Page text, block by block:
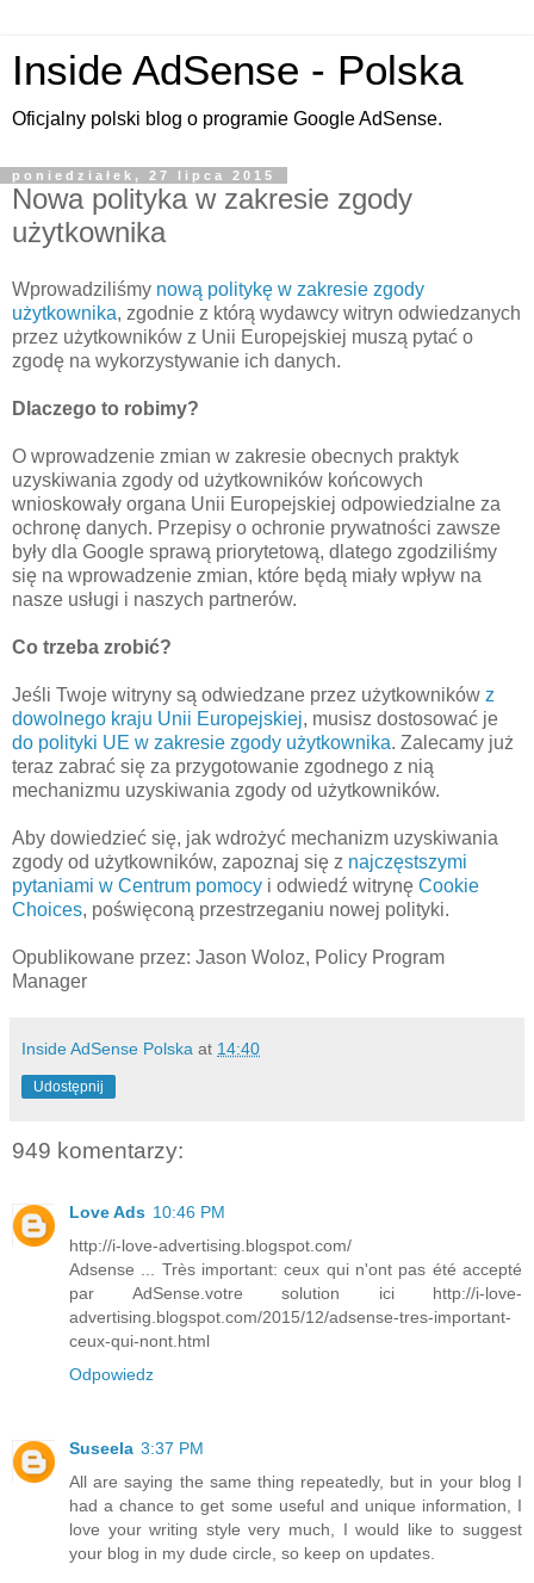
Inside AdSense - Polska
Oficjalny polski blog o programie Google AdSense.
poniedziałek, 27 lipca 2015
Nowa polityka w zakresie zgody
użytkownika
Wprowadziliśmy nową politykę w zakresie zgody
użytkownika, zgodnie z którą wydawcy witryn odwiedzanych
przez użytkowników z Unii Europejskiej muszą pytać o
zgodę na wykorzystywanie ich danych.
Dlaczego to robimy?
O wprowadzenie zmian w zakresie obecnych praktyk
uzyskiwania zgody od użytkowników końcowych
wnioskowały organa Unii Europejskiej odpowiedzialne za
ochronę danych. Przepisy o ochronie prywatności zawsze
były dla Google sprawą priorytetową, dlatego zgodziliśmy
się na wprowadzenie zmian, które będą miały wpływ na
nasze usługi i naszych partnerów.
Co trzeba zrobić?
Jeśli Twoje witryny są odwiedzane przez użytkowników z
dowolnego kraju Unii Europejskiej, musisz dostosować je
do polityki UE w zakresie zgody użytkownika. Zalecamy już
teraz zabrać się za przygotowanie zgodnego z nią
mechanizmu uzyskiwania zgody od użytkowników.
Aby dowiedzieć się, jak wdrożyć mechanizm uzyskiwania
zgody od użytkowników, zapoznaj się z najczęstszymi
pytaniami w Centrum pomocy i odwiedź witrynę Cookie
Choices, poświęconą przestrzeganiu nowej polityki.
Opublikowane przez: Jason Woloz, Policy Program
Manager
Inside AdSense Polska at 14:40
Udostępnij
949 komentarzy:
Love Ads 10:46 PM
http://i-love-advertising.blogspot.com/
Adsense ... Très important: ceux qui n'ont pas été accepté
par AdSense.votre solution ici http://i-love-
advertising.blogspot.com/2015/12/adsense-tres-important-
ceux-qui-nont.html
Odpowiedz
Suseela 3:37 PM
All are saying the same thing repeatedly, but in your blog I
had a chance to get some useful and unique information, I
love your writing style very much, I would like to suggest
your blog in my dude circle, so keep on updates.